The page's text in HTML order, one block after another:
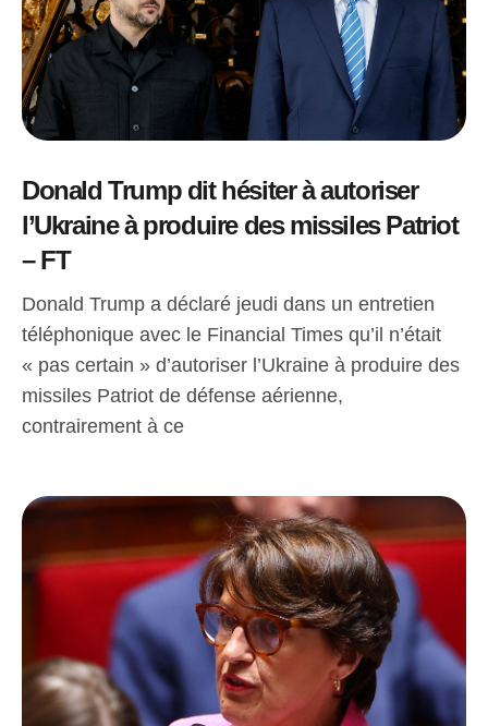
Donald Trump dit hésiter à autoriser
l’Ukraine à produire des missiles Patriot
– FT
Donald Trump a déclaré jeudi dans un entretien
téléphonique avec le Financial Times qu’il n’était
« pas certain » d’autoriser l’Ukraine à produire des
missiles Patriot de défense aérienne,
contrairement à ce